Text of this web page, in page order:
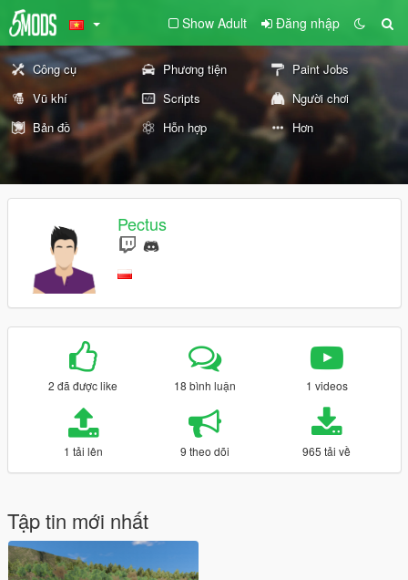
Show Adult Đăng nhập
Công cụ Phương tiện
Paint Jobs
Vũ khí
Scripts
Người chơi
Bản đồ
Hỗn hợp Hơn
Pectus
2 đã được like 18 bình luận 1 videos
1 tải lên 9 theo dõi 965 tải về
Tập tin mới nhất